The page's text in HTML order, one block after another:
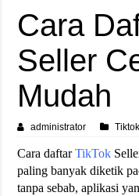
Cara
Seller
Mudah
administrator Tiktok
Cara daftarTikTok
paling banyak diketik
tanpa sebab, aplikasi